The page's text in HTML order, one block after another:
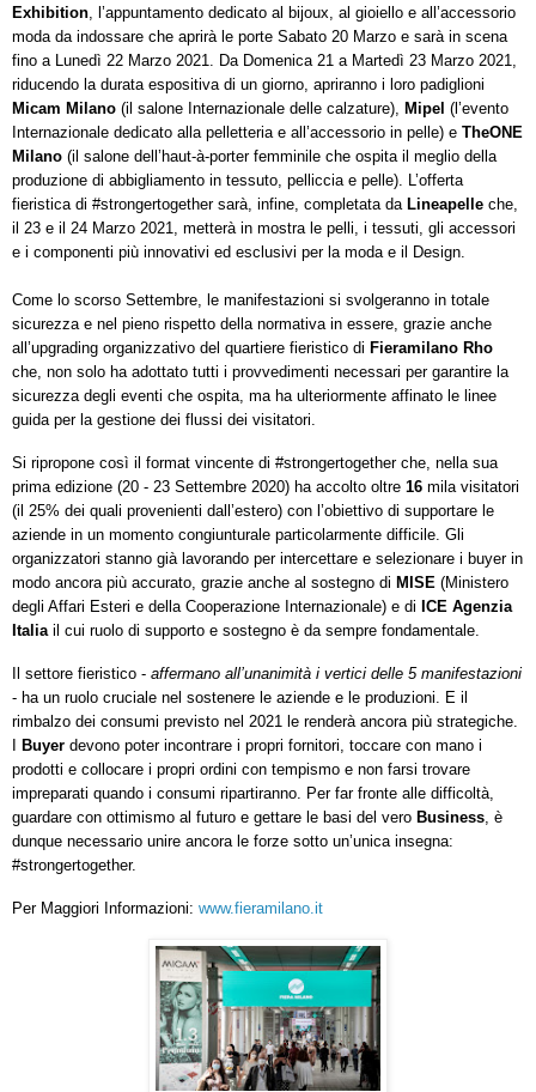
Exhibition, l’appuntamento dedicato al bijoux, al gioiello e all’accessorio
moda da indossare che aprirà le porte Sabato 20 Marzo e sarà in scena
fino a Lunedì 22 Marzo 2021. Da Domenica 21 a Martedì 23 Marzo 2021,
riducendo la durata espositiva di un giorno, apriranno i loro padiglioni
Micam Milano (il salone Internazionale delle calzature), Mipel (l’evento
Internazionale dedicato alla pelletteria e all’accessorio in pelle) e TheONE
Milano (il salone dell’haut-à-porter femminile che ospita il meglio della
produzione di abbigliamento in tessuto, pelliccia e pelle). L’offerta
fieristica di #strongertogether sarà, infine, completata da Lineapelle che,
il 23 e il 24 Marzo 2021, metterà in mostra le pelli, i tessuti, gli accessori
e i componenti più innovativi ed esclusivi per la moda e il Design.
Come lo scorso Settembre, le manifestazioni si svolgeranno in totale
sicurezza e nel pieno rispetto della normativa in essere, grazie anche
all’upgrading organizzativo del quartiere fieristico di Fieramilano Rho
che, non solo ha adottato tutti i provvedimenti necessari per garantire la
sicurezza degli eventi che ospita, ma ha ulteriormente affinato le linee
guida per la gestione dei flussi dei visitatori.
Si ripropone così il format vincente di #strongertogether che, nella sua
prima edizione (20 - 23 Settembre 2020) ha accolto oltre 16 mila visitatori
(il 25% dei quali provenienti dall’estero) con l’obiettivo di supportare le
aziende in un momento congiunturale particolarmente difficile. Gli
organizzatori stanno già lavorando per intercettare e selezionare i buyer in
modo ancora più accurato, grazie anche al sostegno di MISE (Ministero
degli Affari Esteri e della Cooperazione Internazionale) e di ICE Agenzia
Italiail cui ruolo di supporto e sostegno è da sempre fondamentale.
Il settore fieristico - affermano all’unanimità i vertici delle 5 manifestazioni
- ha un ruolo cruciale nel sostenere le aziende e le produzioni. E il
rimbalzo dei consumi previsto nel 2021 le renderà ancora più strategiche.
Buyer devono poter incontrare i propri fornitori, toccare con mano i
prodotti e collocare i propri ordini con tempismo e non farsi trovare
impreparati quando i consumi ripartiranno. Per far fronte alle difficoltà,
guardare con ottimismo al futuro e gettare le basi del vero Business , è
dunque necessario unire ancora le forze sotto un’unica insegna:
#strongertogether.
Per Maggiori Informazioni: www.fieramilano.it